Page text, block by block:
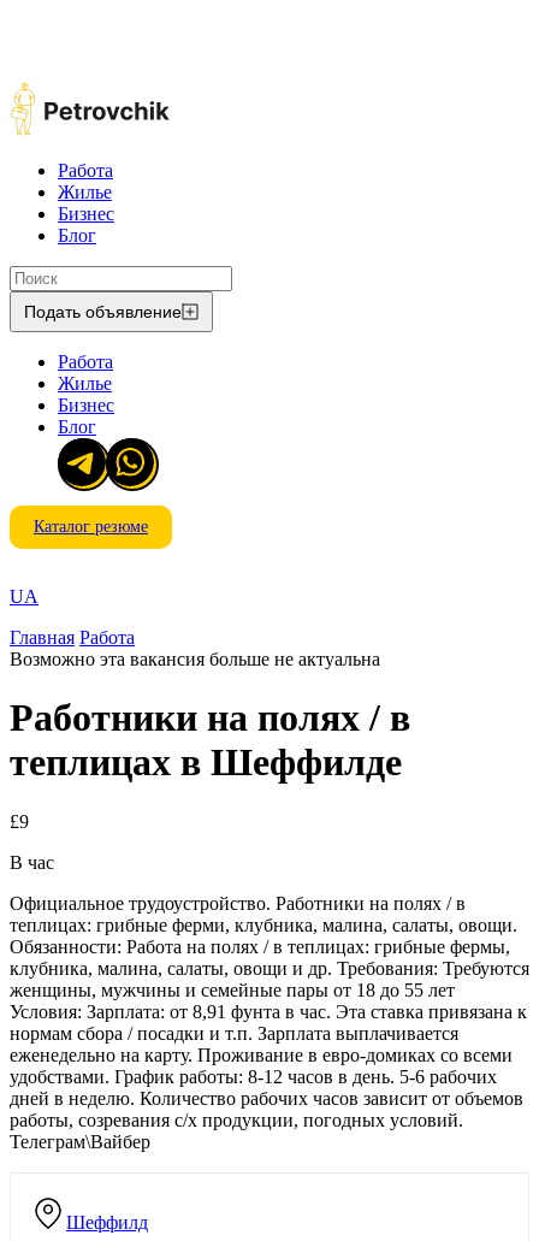
Работа
Жилье
Бизнес
Блог
Подать объявление
Работа
Жилье
Бизнес
Блог
Каталог резюме
UA
Главная Работа
Возможно эта вакансия больше не актуальна
Работники на полях / в
теплицах в Шеффилде
£9
В час
Шеффилд
Официальное трудоустройство. Работники на полях / в
теплицах: грибные ферми, клубника, малина, салаты, овощи.
Обязанности: Работа на полях / в теплицах: грибные фермы,
клубника, малина, салаты, овощи и др. Требования: Требуются
женщины, мужчины и семейные пары от 18 до 55 лет
Условия: Зарплата: от 8,91 фунта в час. Эта ставка привязана к
нормам сбора / посадки и т.п. Зарплата выплачивается
еженедельно на карту. Проживание в евро-домиках со всеми
удобствами. График работы: 8-12 часов в день. 5-6 рабочих
дней в неделю. Количество рабочих часов зависит от объемов
работы, созревания с/х продукции, погодных условий.
Телеграм\Вайбер